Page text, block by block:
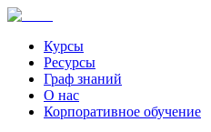
Курсы
Ресурсы
Граф знаний
О нас
Корпоративное обучение